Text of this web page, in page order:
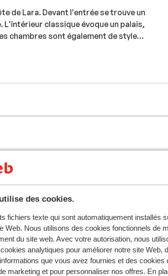
des cookies.
fichiers texte qui sont automatiquement installés
Web. Nous utilisons des cookies fonctionnels de
du site web. Avec votre autorisation, nous
analytiques pour améliorer notre site Web,
que vous avez fournies et des cookies
marketing et pour personnaliser nos offres. En
de Lara. Devant l'entrée se trouve un
classique évoque un palais,
chambres sont également de style
Vous profiterez également
disposition. L'hôtel compte plusieurs
qu'ils servent. Le restaurant
immerge à travers les quatre grands
variétés de poissons différentes.
24h/24 et 7j/7 tout au long de l’année.
vous autour ou au bord de l'eau. Pour
bien-être et son interminable sélection
faire dorloter au hammam, un rituel
fidèlement leur expérience avec notre